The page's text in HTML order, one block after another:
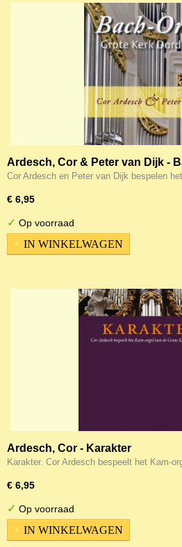
Ardesch, Cor & Peter van Dijk -
Dordrecht
Cor Ardesch en Peter van Dijk bespelen
€ 6,95
✓ Op voorraad
IN WINKELWAGEN
Ardesch, Cor - Karakter
Karakter. Cor Ardesch bespeelt het Kam-
€ 6,95
✓ Op voorraad
IN WINKELWAGEN